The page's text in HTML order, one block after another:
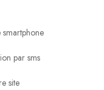
par sms
site